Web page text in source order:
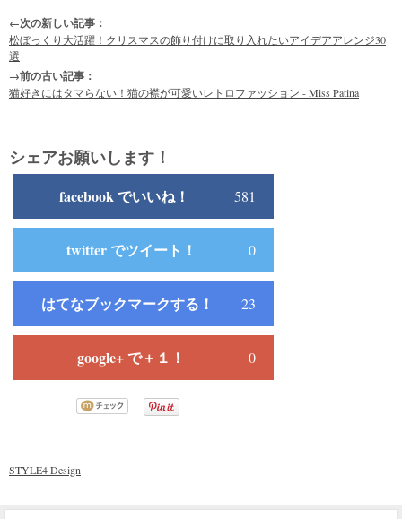
←次の新しい記事：
松ぼっくり大活躍！クリスマスの飾り付けに取り入れたいアイデアアレンジ30
選
→前の古い記事：
猫好きにはタマらない！猫の襟が可愛いレトロファッション - Miss Patina
シェアお願いします！
facebook でいいね！ 581
twitter でツイート！ 0
はてなブックマークする！ 23
google+ で＋１！ 0
STYLE4 Design